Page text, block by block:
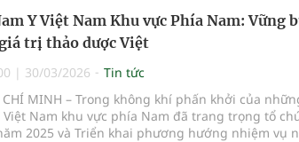
Y Việt Nam Khu vực Phía Nam: Vững
trị thảo dược Việt
| 30/03/2026
Tin tức
CHÍ MINH – Trong không khí phấn khởi của
Việt Nam khu vực phía Nam đã trang trọng tổ
2025 và Triển khai phương hướng nhiệm vụ